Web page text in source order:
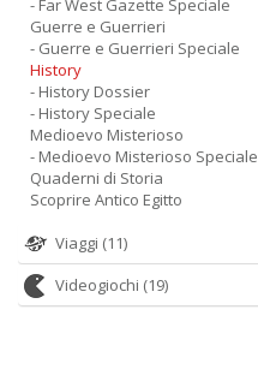
- Far West Gazette Speciale
Guerre e Guerrieri
- Guerre e Guerrieri Speciale
History
- History Dossier
- History Speciale
Medioevo Misterioso
- Medioevo Misterioso Speciale
Quaderni di Storia
Scoprire Antico Egitto
Viaggi (11)
Videogiochi (19)